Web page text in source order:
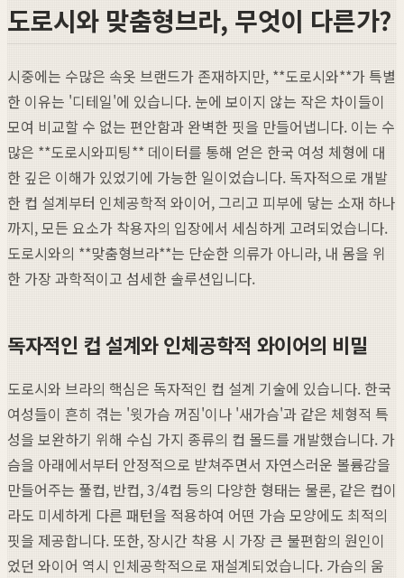
도로시와 맞춤형브라, 무엇이 다른가?
시중에는 수많은 속옷 브랜드가 존재하지만, **도로시와**가 특별
한 이유는 '디테일'에 있습니다. 눈에 보이지 않는 작은 차이들이
모여 비교할 수 없는 편안함과 완벽한 핏을 만들어냅니다. 이는 수
많은 **도로시와피팅** 데이터를 통해 얻은 한국 여성 체형에 대
한 깊은 이해가 있었기에 가능한 일이었습니다. 독자적으로 개발
한 컵 설계부터 인체공학적 와이어, 그리고 피부에 닿는 소재 하나
까지, 모든 요소가 착용자의 입장에서 세심하게 고려되었습니다.
도로시와의 **맞춤형브라**는 단순한 의류가 아니라, 내 몸을 위
한 가장 과학적이고 섬세한 솔루션입니다.
독자적인 컵 설계와 인체공학적 와이어의 비밀
도로시와 브라의 핵심은 독자적인 컵 설계 기술에 있습니다. 한국
여성들이 흔히 겪는 '윗가슴 꺼짐'이나 '새가슴'과 같은 체형적 특
성을 보완하기 위해 수십 가지 종류의 컵 몰드를 개발했습니다. 가
슴을 아래에서부터 안정적으로 받쳐주면서 자연스러운 볼륨감을
만들어주는 풀컵, 반컵, 3/4컵 등의 다양한 형태는 물론, 같은 컵이
라도 미세하게 다른 패턴을 적용하여 어떤 가슴 모양에도 최적의
핏을 제공합니다. 또한, 장시간 착용 시 가장 큰 불편함의 원인이
었던 와이어 역시 인체공학적으로 재설계되었습니다. 가슴의 움